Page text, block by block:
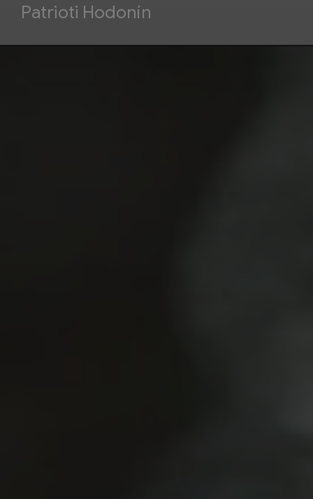
Patrioti Hodonín